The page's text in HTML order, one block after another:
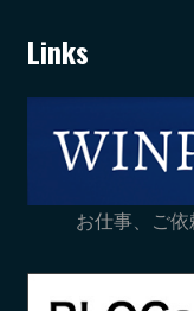
Links
お仕事、ご依